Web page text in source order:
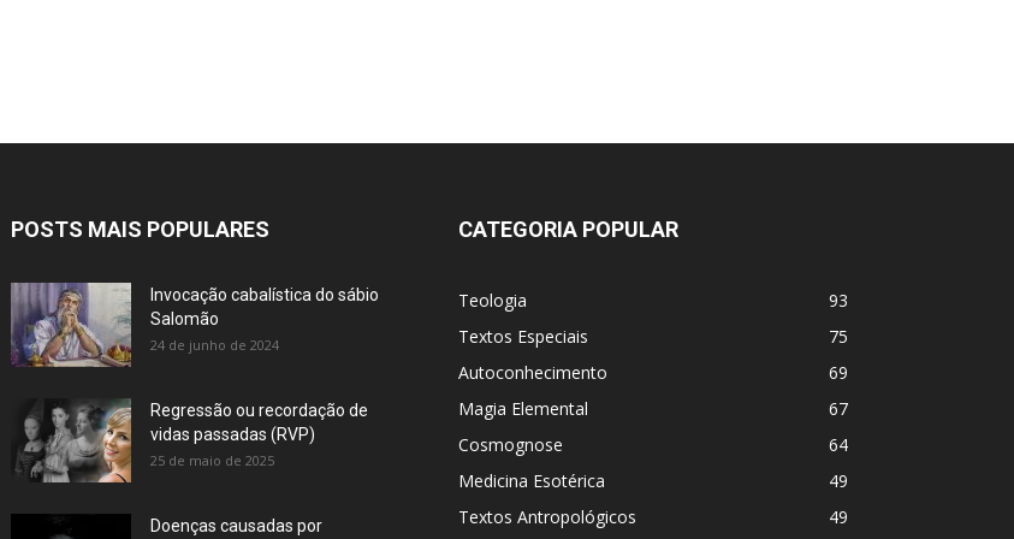
POSTS MAIS POPULARES
Invocação cabalística do sábio
Salomão
24 de junho de 2024
Regressão ou recordação de
vidas passadas (RVP)
25 de maio de 2025
Doenças causadas por
CATEGORIA POPULAR
Teologia
93
Textos Especiais
75
Autoconhecimento
69
Magia Elemental
67
Cosmognose
64
Medicina Esotérica
49
Textos Antropológicos
49